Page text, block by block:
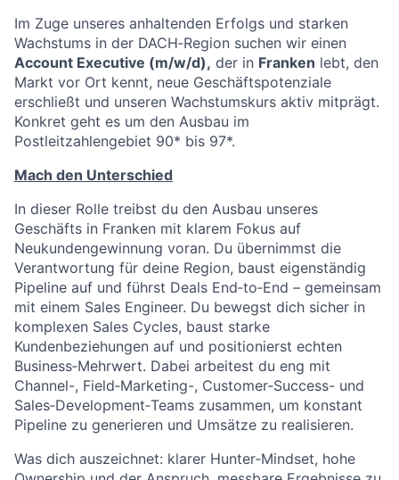
Im Zuge unseres anhaltenden Erfolgs und starken
Wachstums in der DACH‑Region suchen wir einen
Account Executive (m/w/d), der in Franken lebt, den
Markt vor Ort kennt, neue Geschäftspotenziale
erschließt und unseren Wachstumskurs aktiv mitprägt.
Konkret geht es um den Ausbau im
Postleitzahlengebiet 90* bis 97*.
Mach den Unterschied
In dieser Rolle treibst du den Ausbau unseres
Geschäfts in Franken mit klarem Fokus auf
Neukundengewinnung voran. Du übernimmst die
Verantwortung für deine Region, baust eigenständig
Pipeline auf und führst Deals End‑to‑End – gemeinsam
mit einem Sales Engineer. Du bewegst dich sicher in
komplexen Sales Cycles, baust starke
Kundenbeziehungen auf und positionierst echten
Business‑Mehrwert. Dabei arbeitest du eng mit
Channel-, Field‑Marketing-, Customer‑Success- und
Sales‑Development‑Teams zusammen, um konstant
Pipeline zu generieren und Umsätze zu realisieren.
Was dich auszeichnet: klarer Hunter‑Mindset, hohe